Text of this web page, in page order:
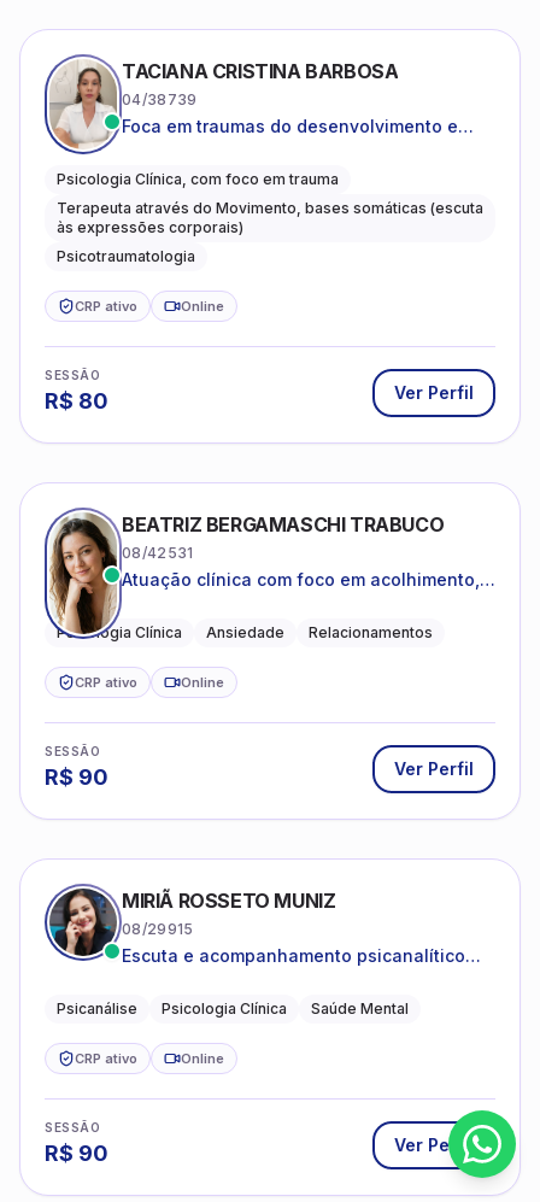
TACIANA CRISTINA BARBOSA
04/38739
Foca em traumas do desenvolvimento e
Psicologia Clínica, com foco em trauma
Terapeuta através do Movimento, bases somáticas (escuta
às expressões corporais)
Psicotraumatologia
CRP ativo Online
SESSÃO
R$ 80 Ver Perfil
BEATRIZ BERGAMASCHI TRABUCO
08/42531
Atuação clínica com foco em acolhimento,
Psicologia Clínica Ansiedade Relacionamentos
CRP ativo Online
SESSÃO
R$ 90 Ver Perfil
MIRIÃ ROSSETO MUNIZ
08/29915
Escuta e acompanhamento psicanalítico
Psicanálise Psicologia Clínica Saúde Mental
CRP ativo Online
SESSÃO
R$ 90 Ver Perfil